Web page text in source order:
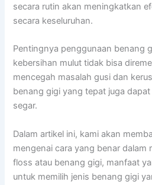
secara rutin akan meningkatkan
secara keseluruhan.
Pentingnya penggunaan benang
kebersihan mulut tidak bisa
mencegah masalah gusi dan
benang gigi yang tepat juga
segar.
Dalam artikel ini, kami akan
mengenai cara yang benar dalam
floss atau benang gigi, manfaat
untuk memilih jenis benang gigi